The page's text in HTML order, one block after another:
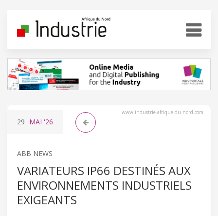
www.industrie-afrique-du-nord.com
29 MAI '26
ABB NEWS
VARIATEURS IP66 DESTINÉS AUX
ENVIRONNEMENTS INDUSTRIELS
EXIGEANTS